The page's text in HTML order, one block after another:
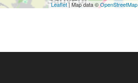
Leaflet| Map data ©OpenStreetMap